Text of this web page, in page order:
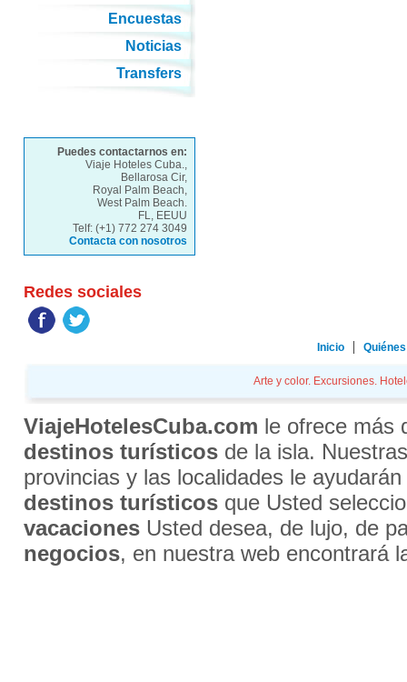
Encuestas
Noticias
Transfers
Puedes contactarnos en:
Viaje Hoteles Cuba.,
Bellarosa Cir,
Royal Palm Beach,
West Palm Beach.
FL, EEUU
Telf: (+1) 772 274 3049
Contacta con nosotros
Redes sociales
Inicio
Arte y color. Excursiones.
ViajeHotelesCuba.com le ofrece más
destinos turísticosde la isla.
provincias y las localidades le
destinos turísticosque Usted
vacacionesUsted desea, de lujo, de
negocios, en nuestra web encontrará